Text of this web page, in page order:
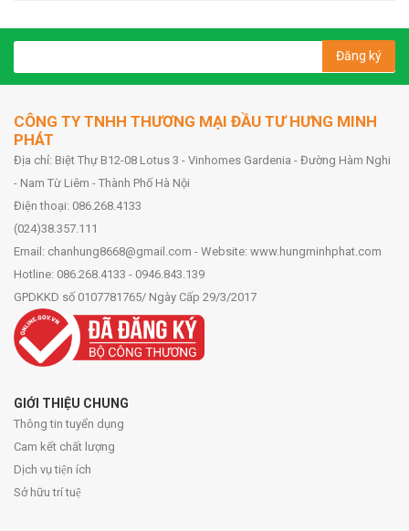
Đăng ký
CÔNG TY TNHH THƯƠNG MẠI ĐẦU TƯ HƯNG MINH
PHÁT
Địa chỉ: Biệt Thự B12-08 Lotus 3 - Vinhomes Gardenia - Đường Hàm Nghi
- Nam Từ Liêm - Thành Phố Hà Nội
Điện thoại: 086.268.4133
(024)38.357.111
Email: chanhung8668@gmail.com - Website: www.hungminhphat.com
Hotline: 086.268.4133 - 0946.843.139
GPDKKD số 0107781765/ Ngày Cấp 29/3/2017
GIỚI THIỆU CHUNG
Thông tin tuyển dụng
Cam kết chất lượng
Dịch vụ tiện ích
Sở hữu trí tuệ